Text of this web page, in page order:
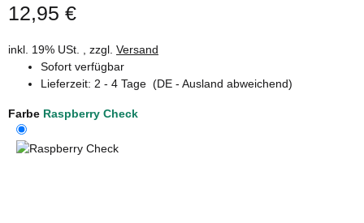
12,95 €
inkl. 19% USt. , zzgl. Versand
Sofort verfügbar
Lieferzeit: 2 - 4 Tage (DE - Ausland abweichend)
Farbe Raspberry Check